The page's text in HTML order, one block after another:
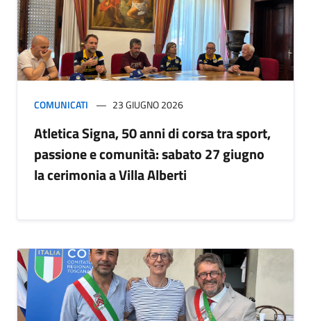
COMUNICATI 23 GIUGNO 2026
Atletica Signa, 50 anni di corsa tra sport,
passione e comunità: sabato 27 giugno
la cerimonia a Villa Alberti